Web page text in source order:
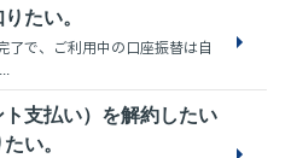
たい。
了で、ご利用中の口座振替は自
支払い）を解約したい
い。